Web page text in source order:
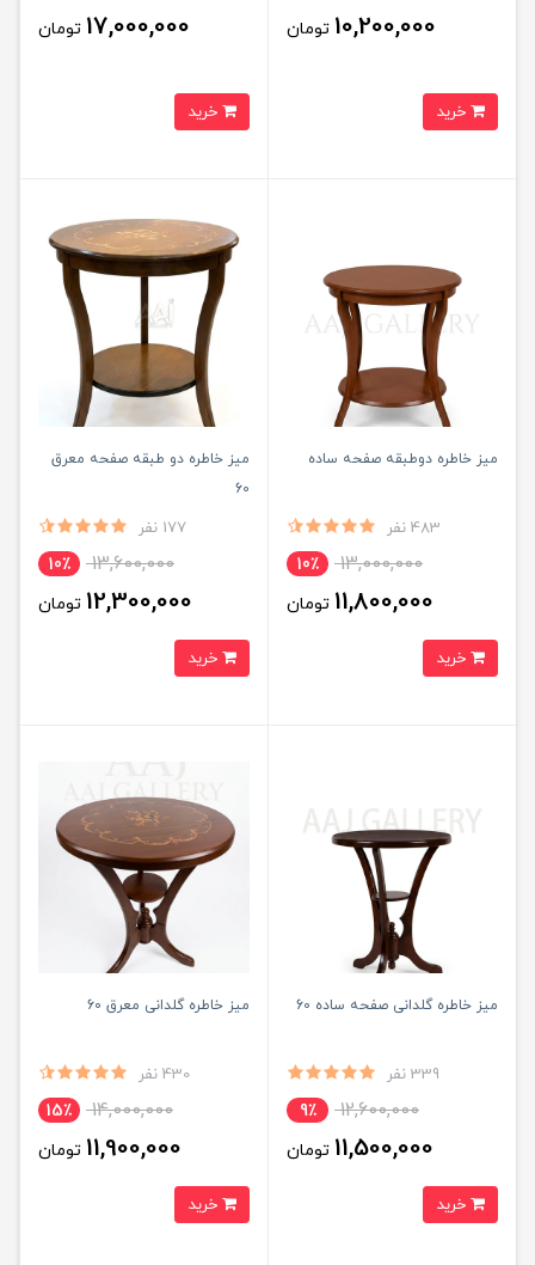
10,200,000 تومان 17,000,000 تومان
میز خاطره دوطبقه صفحه ساده
483 نفر
13,000,000 10٪
11,800,000 تومان
میز خاطره دو طبقه صفحه معرق
60
177 نفر
13,600,000 10٪
12,300,000 تومان
میز خاطره گلدانی صفحه ساده 60
339 نفر
12,600,000 9٪
11,500,000 تومان
میز خاطره گلدانی معرق 60
430 نفر
14,000,000 15٪
11,900,000 تومان